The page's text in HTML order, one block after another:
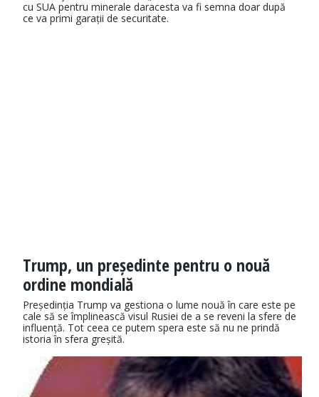
cu SUA pentru minerale daracesta va fi semna doar după
ce va primi garații de securitate.
Trump, un președinte pentru o nouă
ordine mondială
Președinția Trump va gestiona o lume nouă în care este pe
cale să se împlinească visul Rusiei de a se reveni la sfere de
influență. Tot ceea ce putem spera este să nu ne prindă
istoria în sfera greșită.